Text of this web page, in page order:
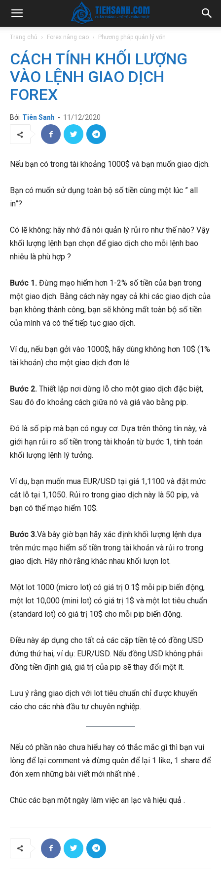
Trang chủ Forex nâng cao Phương pháp quản lý vốn
CÁCH TÍNH KHỐI LƯỢNG
VÀO LỆNH GIAO DỊCH
FOREX
Bởi Tiên Sanh - 11/12/2020
Nếu bạn có trong tài khoảng 1000$ và bạn muốn giao dịch.
Bạn có muốn sử dụng toàn bộ số tiền cùng một lúc ” all
in”?
Có lẽ không: hãy nhớ đã nói quản lý rủi ro như thế nào? Vậy
khối lượng lệnh bạn chọn để giao dịch cho mỗi lệnh bao
nhiêu là phù hợp ?
Bước 1. Đừng mạo hiểm hơn 1-2% số tiền của bạn trong
một giao dịch. Bằng cách này ngay cả khi các giao dịch của
bạn không thành công, bạn sẽ không mất toàn bộ số tiền
của mình và có thể tiếp tục giao dịch.
Ví dụ, nếu bạn gởi vào 1000$, hãy dùng không hơn 10$ (1%
tài khoản) cho một giao dịch đơn lẻ.
Bước 2. Thiết lập nơi dừng lỗ cho một giao dịch đặc biệt,
Sau đó đo khoảng cách giữa nó và giá vào bằng pip.
Đó là số pip mà bạn có nguy cơ. Dựa trên thông tin này, và
giới hạn rủi ro số tiền trong tài khoản từ bước 1, tính toán
khối lượng lệnh lý tưởng.
Ví dụ, bạn muốn mua EUR/USD tại giá 1,1100 và đặt mức
cắt lỗ tại 1,1050. Rủi ro trong giao dịch này là 50 pip, và
bạn có thể mạo hiểm 10$.
Bước 3.Và bây giờ bạn hãy xác định khối lượng lệnh dựa
trên mức mạo hiểm số tiền trong tài khoản và rủi ro trong
giao dịch. Hãy nhớ rằng khác nhau khối lượn lot.
Một lot 1000 (micro lot) có giá trị 0.1$ mỗi pip biến động,
một lot 10,000 (mini lot) có giá trị 1$ và một lot tiêu chuẩn
(standard lot) có giá trị 10$ cho mỗi pip biến động.
Điều này áp dụng cho tất cả các cặp tiền tệ có đồng USD
đứng thứ hai, ví dụ: EUR/USD. Nếu đồng USD không phải
đồng tiền định giá, giá trị của pip sẽ thay đổi một ít.
Lưu ý rằng giao dịch với lot tiêu chuẩn chỉ được khuyến
cáo cho các nhà đầu tư chuyên nghiệp.
Nếu có phần nào chưa hiểu hay có thắc mắc gì thì bạn vui
lòng để lại comment và đừng quên để lại 1 like, 1 share để
đón xem những bài viết mới nhất nhé .
Chúc các bạn một ngày làm việc an lạc và hiệu quả .